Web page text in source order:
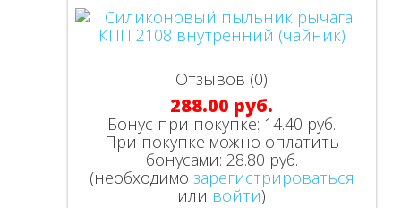
Отзывов (0)
288.00 руб.
Бонус при покупке: 14.40 руб.
При покупке можно оплатить
бонусами: 28.80 руб.
(необходимо зарегистрироваться
или войти)